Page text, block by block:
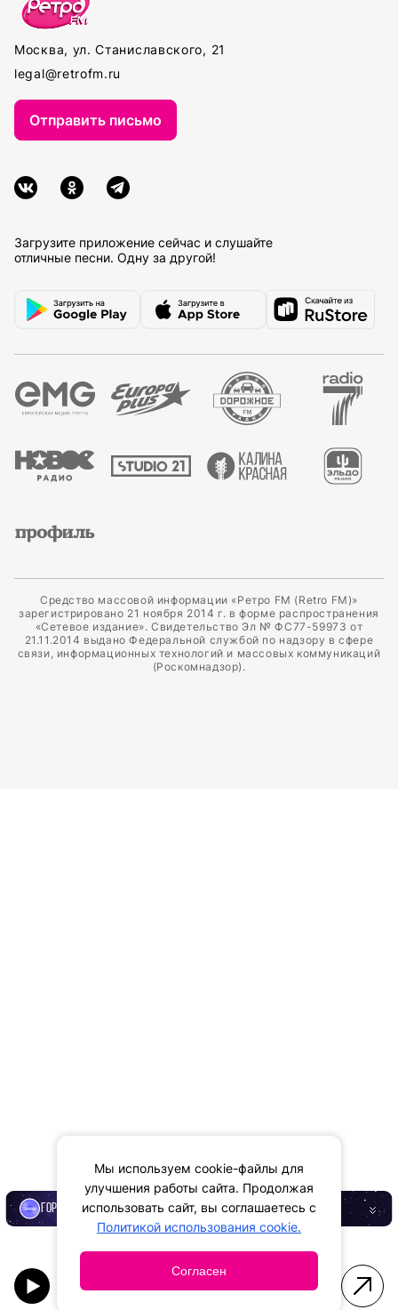
ГОРОСКОП
Москва, ул. Станиславского, 21
legal@retrofm.ru
Загрузите приложение сейчас и слушайте
отличные песни. Одну за другой!
Отправить письмо
Средство массовой информации «Ретро FM (Retro FM)»
зарегистрировано 21 ноября 2014 г. в форме распространения
«Сетевое издание». Свидетельство Эл № ФС77-59973 от
21.11.2014 выдано Федеральной службой по надзору в сфере
связи, информационных технологий и массовых коммуникаций
(Роскомнадзор).
Мы используем cookie-файлы для
улучшения работы сайта. Продолжая
использовать сайт, вы соглашаетесь с
Политикой использования cookie.
Согласен